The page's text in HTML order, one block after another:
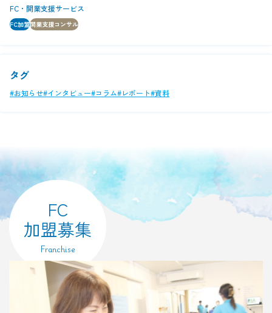
FC・開業支援サービス
FC加盟開業支援コンサル
タグ
#お知らせ#インタビュー#コラム#レポート#資料
FC
加盟募集
Franchise